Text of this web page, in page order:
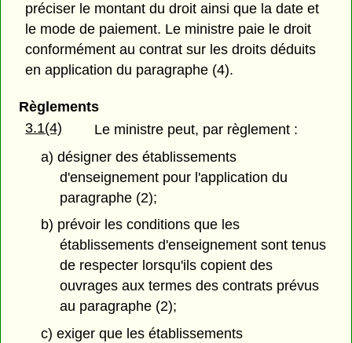
préciser le montant du droit ainsi que la date et
le mode de paiement. Le ministre paie le droit
conformément au contrat sur les droits déduits
en application du paragraphe (4).
Règlements
3.1(4)
Le ministre peut, par règlement :
a) désigner des établissements
d'enseignement pour l'application du
paragraphe (2);
b) prévoir les conditions que les
établissements d'enseignement sont tenus
de respecter lorsqu'ils copient des
ouvrages aux termes des contrats prévus
au paragraphe (2);
c) exiger que les établissements